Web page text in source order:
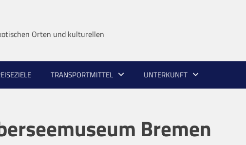
Orten und kulturellen
TRANSPORTMITTEL UNTERKUNFT
Bremen